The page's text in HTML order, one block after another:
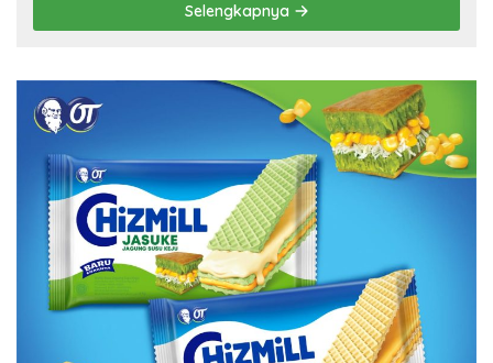
Selengkapnya